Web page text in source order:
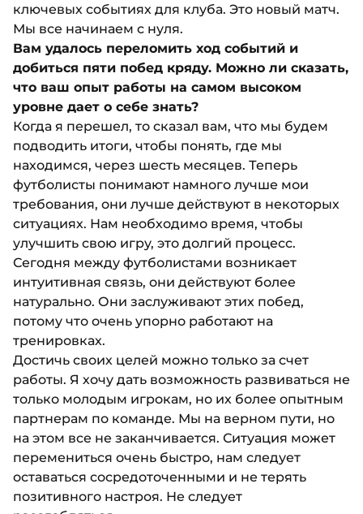
ключевых событиях для клуба. Это новый матч.
Мы все начинаем с нуля.
Вам удалось переломить ход событий и
добиться пяти побед кряду. Можно ли сказать,
что ваш опыт работы на самом высоком
уровне дает о себе знать?
Когда я перешел, то сказал вам, что мы будем
подводить итоги, чтобы понять, где мы
находимся, через шесть месяцев. Теперь
футболисты понимают намного лучше мои
требования, они лучше действуют в некоторых
ситуациях. Нам необходимо время, чтобы
улучшить свою игру, это долгий процесс.
Сегодня между футболистами возникает
интуитивная связь, они действуют более
натурально. Они заслуживают этих побед,
потому что очень упорно работают на
тренировках.
Достичь своих целей можно только за счет
работы. Я хочу дать возможность развиваться не
только молодым игрокам, но их более опытным
партнерам по команде. Мы на верном пути, но
на этом все не заканчивается. Ситуация может
перемениться очень быстро, нам следует
оставаться сосредоточенными и не терять
позитивного настроя. Не следует